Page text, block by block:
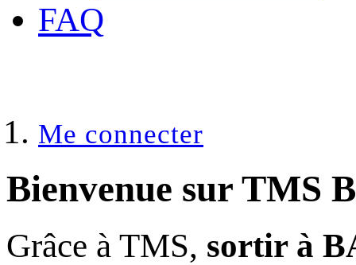
FAQ
Me connecter
Bienvenue sur TMS
Grâce à TMS, sortir à